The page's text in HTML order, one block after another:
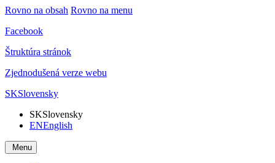
Rovno na obsah Rovno na menu
Facebook
Štruktúra stránok
Zjednodušená verze webu
SKSlovensky
SKSlovensky
ENEnglish
Menu